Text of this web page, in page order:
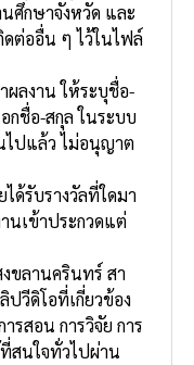
ศึกษาจังหวัด และ
ต่ออื่น ๆ ไว้ในไฟล์
ลงาน ให้ระบุชื่อ-
กชื่อ-สกุล ในระบบ
ไปแล้ว ไม่อนุญาต
ด้รับรางวัลที่ใดมา
นเข้าประกวดแต่
ขลานครินทร์ สา
วีดิโอที่เกี่ยวข้อง
รสอน การวิจัย การ
สนใจทั่วไปผ่าน